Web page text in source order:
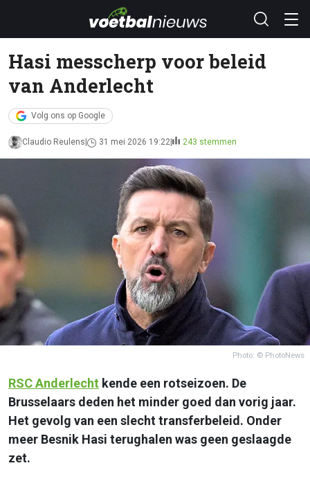
Hasi messcherp voor beleid
van Anderlecht
Volg ons op Google
Claudio Reulens 31 mei 2026 19:22 243 stemmen
Photo: © PhotoNews
RSCAnderlecht kende een rotseizoen. De
Brusselaars deden het minder goed dan vorig jaar.
Het gevolg van een slecht transferbeleid. Onder
meer Besnik Hasi terughalen was geen geslaagde
zet.